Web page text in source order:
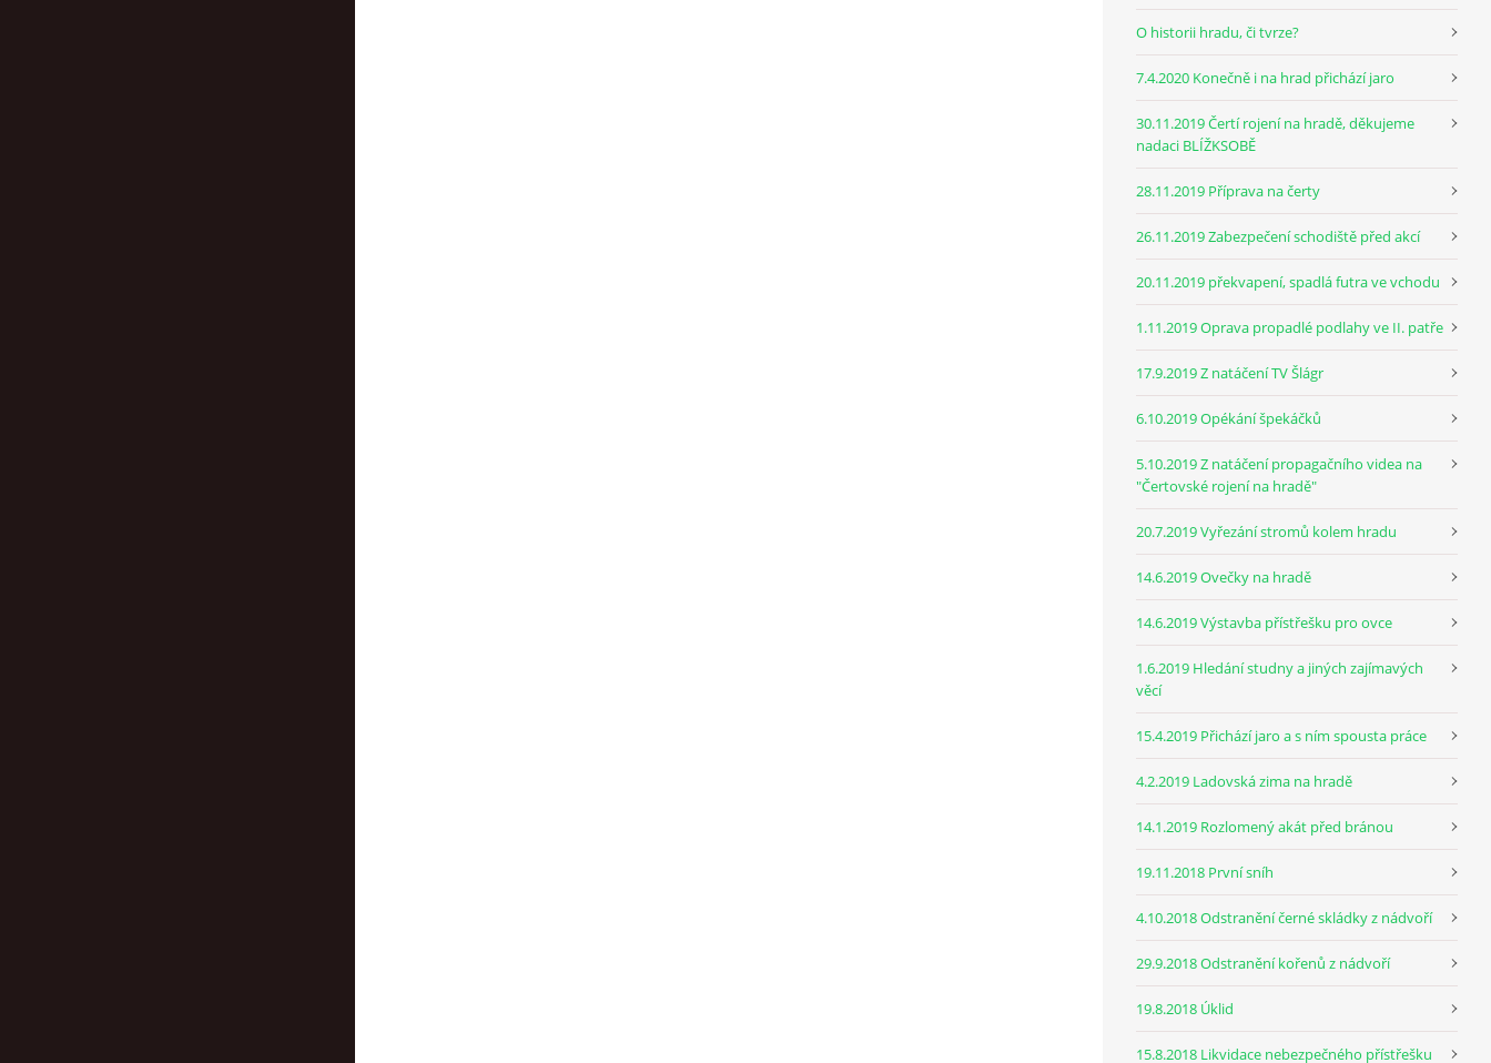
O historii hradu, či tvrze?
7.4.2020 Konečně i na hrad přichází jaro
30.11.2019 Čertí rojení na hradě, děkujeme
nadaci BLÍŽKSOBĚ
28.11.2019 Příprava na čerty
26.11.2019 Zabezpečení schodiště před akcí
20.11.2019 překvapení, spadlá futra ve vchodu
1.11.2019 Oprava propadlé podlahy ve II. patře
17.9.2019 Z natáčení TV Šlágr
6.10.2019 Opékání špekáčků
5.10.2019 Z natáčení propagačního videa na
"Čertovské rojení na hradě"
20.7.2019 Vyřezání stromů kolem hradu
14.6.2019 Ovečky na hradě
14.6.2019 Výstavba přístřešku pro ovce
1.6.2019 Hledání studny a jiných zajímavých
věcí
15.4.2019 Přichází jaro a s ním spousta práce
4.2.2019 Ladovská zima na hradě
14.1.2019 Rozlomený akát před bránou
19.11.2018 První sníh
4.10.2018 Odstranění černé skládky z nádvoří
29.9.2018 Odstranění kořenů z nádvoří
19.8.2018 Úklid
15.8.2018 Likvidace nebezpečného přístřešku